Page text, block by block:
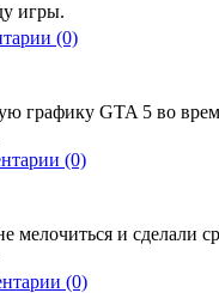
игры.
(0)
графику GTA 5 во
(0)
мелочиться и сделали
(0)